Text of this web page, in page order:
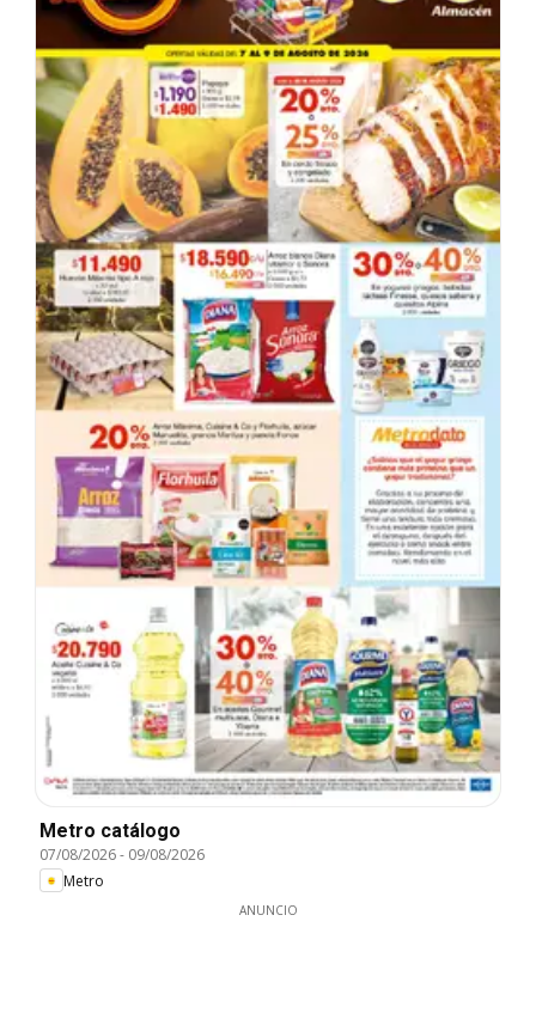
Metro catálogo
07/08/2026- 09/08/2026
Metro
ANUNCIO